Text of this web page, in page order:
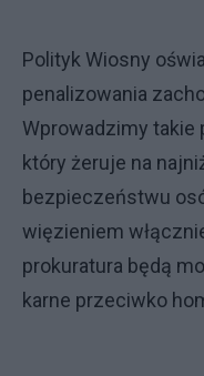
Polityk Wiosny
penalizowania
Wprowadzimy takie
który żeruje na
bezpieczeństwu
więzieniem
prokuratura będą
karne przeciwko